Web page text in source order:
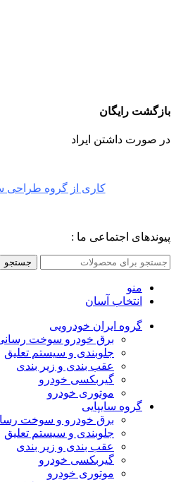
بازگشت رایگان
در صورت داشتن ایراد
کاری از گروه
پیوندهای اجتماعی ما :
جستجو
منو
انتخاب آسان
گروه ایران خودرویی
برق خودرو سوخت
جلوبندی و سیستم تعلیق
عقب بندی و زیر بندی
گیربکسی خودرو
موتوری خودرو
گروه سایپایی
برق خودرو و سوخت
جلوبندی و سیستم تعلیق
عقب بندی و زیر بندی
گیربکسی خودرو
موتوری خودرو